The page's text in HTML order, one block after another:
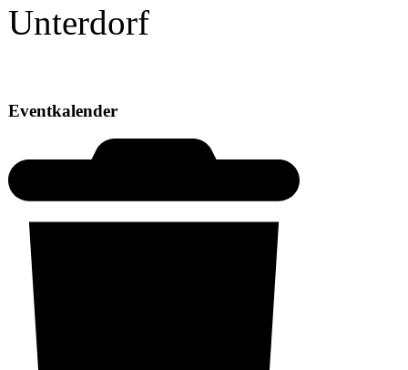
Eventkalender